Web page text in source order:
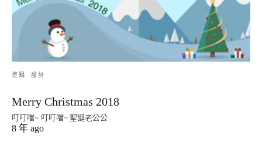
塗鴉 設計
Merry Christmas 2018
叮叮噹~ 叮叮噹~ 聖誕老公公...
8 年 ago